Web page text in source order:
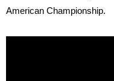
American Championship.